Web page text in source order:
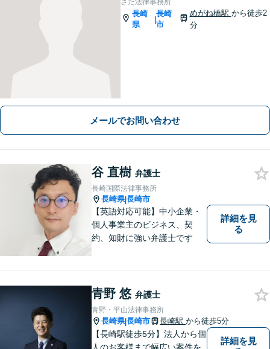
さた法律事務所
長崎
県
|
長崎
市
めがね橋駅 から徒歩2
分
メールでお問い合わせ
谷 直樹 弁護士
長崎国際法律事務所
長崎県|長崎市
【英語対応可能】中小企業・
個人事業主のビジネス、契
約、知財に強い弁護士です
詳細を見
る
青野 悠 弁護士
青野・平山法律事務所
長崎県|長崎市 長崎駅 から徒歩5分
【長崎駅徒歩5分】法人から個
詳細を見